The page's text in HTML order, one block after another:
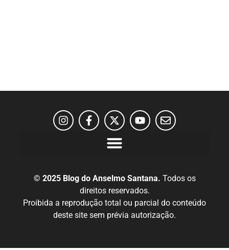
© 2025 Blog do Anselmo Santana. Todos os
direitos reservados.
Proibida a reprodução total ou parcial do conteúdo
deste site sem prévia autorização.